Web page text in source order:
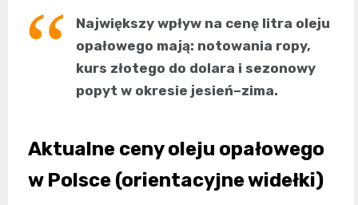
Największy wpływ na cenę litra oleju
opałowego mają: notowania ropy,
kurs złotego do dolara i sezonowy
popyt w okresie jesień–zima.
Aktualne ceny oleju opałowego
w Polsce (orientacyjne widełki)